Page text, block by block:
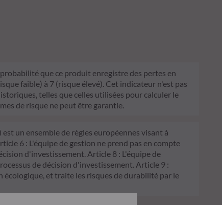
que ce produit enregistre des pertes en
faible) à 7 (risque élevé). Cet indicateur n'est pas
telles que celles utilisées pour calculer le
de risque ne peut être garantie.
un ensemble de règles européennes visant à
6 : L'équipe de gestion ne prend pas en compte
d'investissement. Article 8 : L'équipe de
de décision d'investissement. Article 9 :
et traite les risques de durabilité par le